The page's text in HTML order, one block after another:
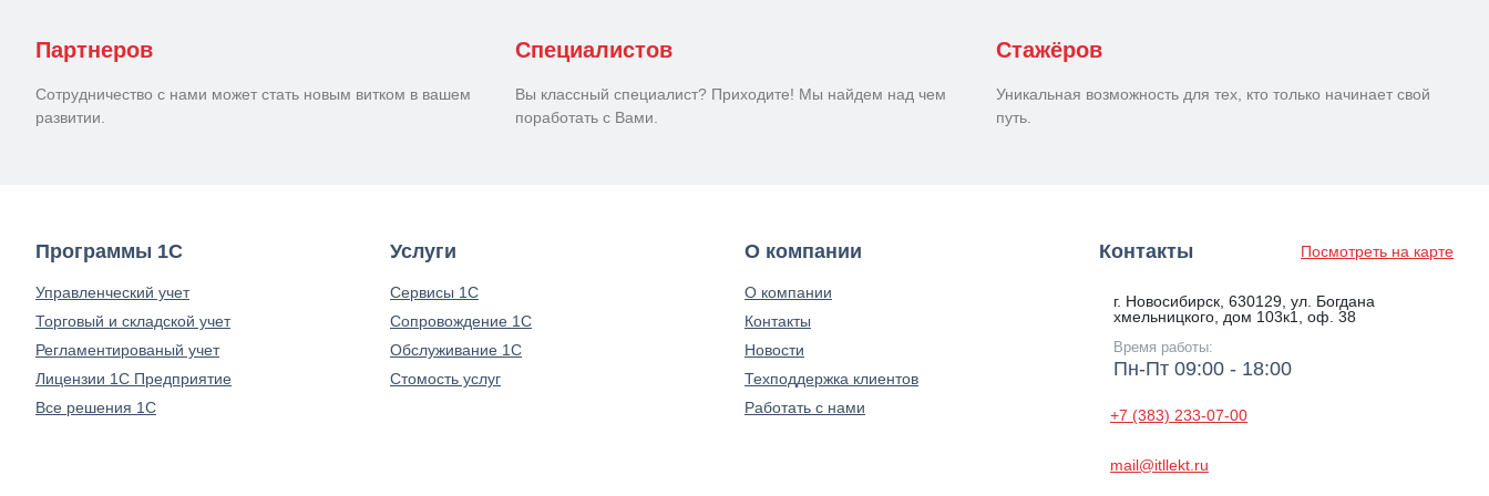
Партнеров
Сотрудничество с нами может стать новым витком в вашем
развитии.
Специалистов
Вы классный специалист? Приходите! Мы найдем над чем
поработать с Вами.
Стажёров
Уникальная возможность для тех, кто только начинает свой
путь.
Программы 1С
Управленческий учет
Торговый и складской учет
Регламентированый учет
Лицензии 1С Предприятие
Все решения 1С
Услуги
Сервисы 1С
Сопровождение 1С
Обслуживание 1С
Стомость услуг
О компании
О компании
Контакты
Новости
Техподдержка клиентов
Работать с нами
Контакты
г. Новосибирск, 630129, ул. Богдана
хмельницкого, дом 103к1, оф. 38
Время работы:
Пн-Пт 09:00 - 18:00
+7 (383) 233-07-00
mail@itllekt.ru
Посмотреть на карте